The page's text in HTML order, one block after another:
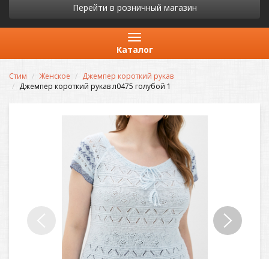
Перейти в розничный магазин
Каталог
Стим Женское
Джемпер короткий рукав
Джемпер короткий рукав л0475 голубой 1